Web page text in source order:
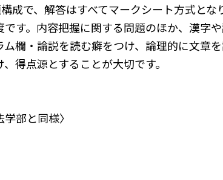
成で、解答はすべてマークシート方式と
す。内容把握に関する問題のほか、漢字
欄・論説を読む癖をつけ、論理的に文章
得点源とすることが大切です。
部と同様〉